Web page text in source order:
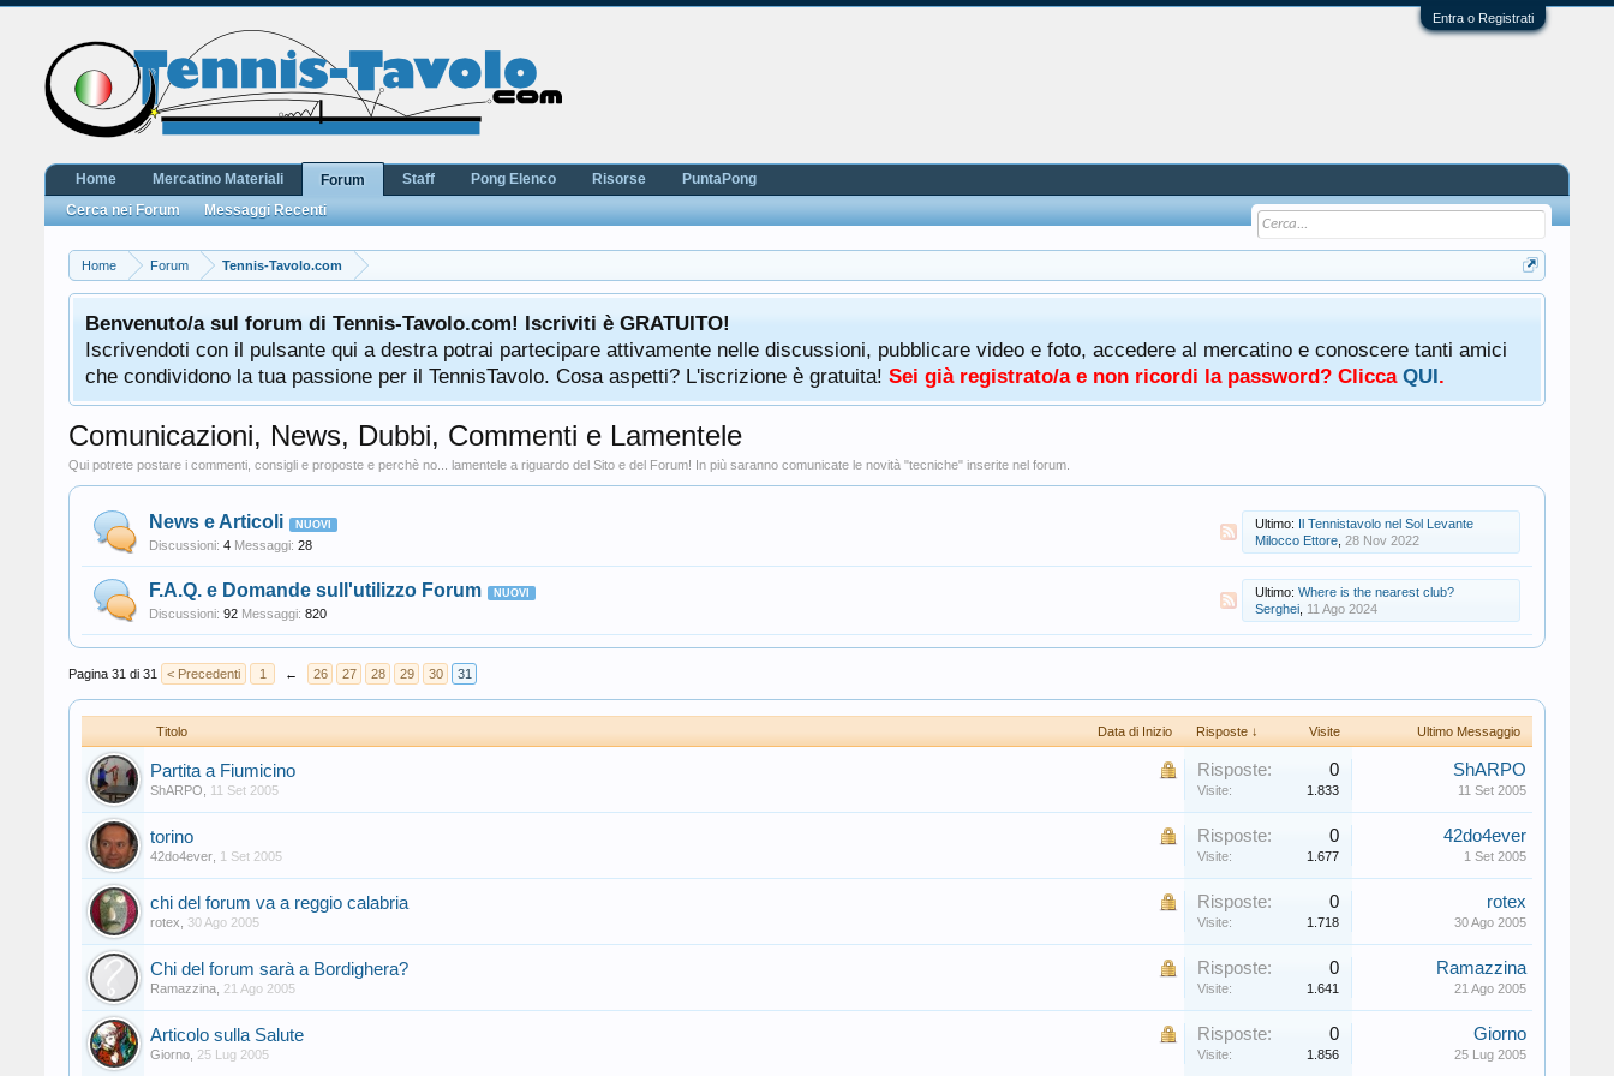
Entra o Registrati
Home Forum Tennis-Tavolo.com
Benvenuto/a sul forum di Tennis-Tavolo.com! Iscriviti è GRATUITO!
Iscrivendoti con il pulsante qui a destra potrai partecipare attivamente nelle discussioni, pubblicare video e foto, accedere al mercatino e conoscere tanti amici
che condividono la tua passione per il TennisTavolo. Cosa aspetti? L'iscrizione è gratuita! Sei già registrato/a e non ricordi la password? Clicca QUI.
Comunicazioni, News, Dubbi, Commenti e Lamentele
Qui potrete postare i commenti, consigli e proposte e perchè no... lamentele a riguardo del Sito e del Forum! In più saranno comunicate le novità "tecniche" inserite nel forum.
News e Articoli
Discussioni: 4 Messaggi: 28
Ultimo: Il Tennistavolo nel Sol Levante
Milocco Ettore 28 Nov 2022
F.A.Q. e Domande sull'utilizzo Forum
Discussioni: 92 Messaggi: 820
Ultimo: Where is the nearest club?
Serghei 11 Ago 2024
Pagina 31 di 31 < Precedenti 1 ← 26 27 28 29 30 31
Titolo Data di Inizio Risposte ↓ Visite Ultimo Messaggio
Partita a Fiumicino
ShARPO 11 Set 2005
Risposte: 0
Visite: 1.833
ShARPO
11 Set 2005
torino
42do4ever 1 Set 2005
Risposte: 0
Visite: 1.677
42do4ever
1 Set 2005
chi del forum va a reggio calabria
rotex 30 Ago 2005
Risposte: 0
Visite: 1.718
rotex
30 Ago 2005
Chi del forum sarà a Bordighera?
Ramazzina 21 Ago 2005
Risposte: 0
Visite: 1.641
Ramazzina
21 Ago 2005
Articolo sulla Salute
Giorno 25 Lug 2005
Risposte: 0
Visite: 1.856
Giorno
25 Lug 2005
Home Mercatino Materiali
Forum
Cerca nei Forum
Messaggi Recenti
Staff Pong Elenco Risorse PuntaPong